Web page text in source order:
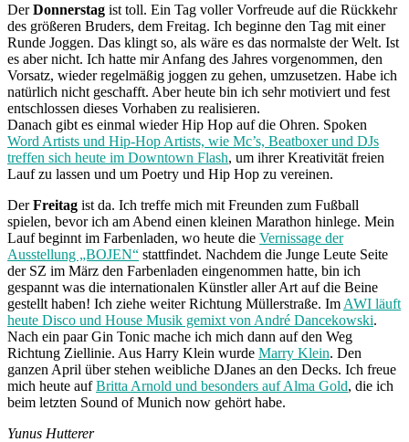
DerDonnerstag ist toll. Ein Tag voller Vorfreude auf die Rückkehr
des größeren Bruders, dem Freitag. Ich beginne den Tag mit einer
Runde Joggen. Das klingt so, als wäre es das normalste der Welt. Ist
es aber nicht. Ich hatte mir Anfang des Jahres vorgenommen, den
Vorsatz, wieder regelmäßig joggen zu gehen, umzusetzen. Habe ich
natürlich nicht geschafft. Aber heute bin ich sehr motiviert und fest
entschlossen dieses Vorhaben zu realisieren.
Danach gibt es einmal wieder Hip Hop auf die Ohren. Spoken
Word Artists und Hip-Hop Artists, wie Mc’s, Beatboxer und DJs
treffen sich heute im Downtown Flash, um ihrer Kreativität freien
Lauf zu lassen und um Poetry und Hip Hop zu vereinen.
DerFreitag ist da. Ich treffe mich mit Freunden zum Fußball
spielen, bevor ich am Abend einen kleinen Marathon hinlege. Mein
Lauf beginnt im Farbenladen, wo heute die Vernissage der
Ausstellung „BOJEN“ stattfindet. Nachdem die Junge Leute Seite
der SZ im März den Farbenladen eingenommen hatte, bin ich
gespannt was die internationalen Künstler aller Art auf die Beine
gestellt haben! Ich ziehe weiter Richtung Müllerstraße. Im AWI läuft
heute Disco und House Musik gemixt von André Dancekowski.
Nach ein paar Gin Tonic mache ich mich dann auf den Weg
Richtung Ziellinie. Aus Harry Klein wurde Marry Klein. Den
ganzen April über stehen weibliche DJanes an den Decks. Ich freue
mich heute aufBritta Arnold und besonders auf Alma Gold, die ich
beim letzten Sound of Munich now gehört habe.
Yunus Hutterer